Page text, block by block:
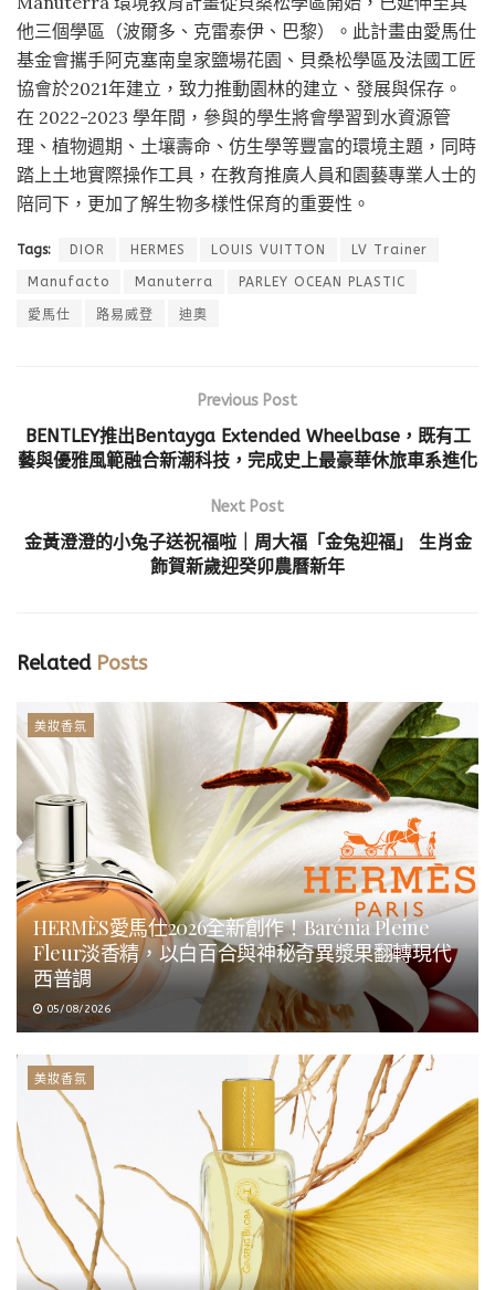
他三個學區（波爾多、克雷泰伊、巴黎）。此計畫由愛馬仕
基金會攜手阿克塞南皇家鹽場花園、貝桑松學區及法國工匠
協會於2021年建立，致力推動園林的建立、發展與保存。
在 2022-2023 學年間，參與的學生將會學習到水資源管
理、植物週期、土壤壽命、仿生學等豐富的環境主題，同時
踏上土地實際操作工具，在教育推廣人員和園藝專業人士的
陪同下，更加了解生物多樣性保育的重要性。
Tags: DIOR HERMES LOUIS VUITTON LV Trainer
Manufacto Manuterra PARLEY OCEAN PLASTIC
愛馬仕 路易威登 迪奧
Previous Post
BENTLEY推出Bentayga Extended Wheelbase，既有工
藝與優雅風範融合新潮科技，完成史上最豪華休旅車系進化
Next Post
金黃澄澄的小兔子送祝福啦｜周大福「金兔迎福」 生肖金
飾賀新歲迎癸卯農曆新年
RelatedPosts
美妝香氛
HERMÈS愛馬仕2026全新創作！Barénia Pleine
Fleur淡香精，以白百合與神秘奇異漿果翻轉現代
西普調
05/08/2026
美妝香氛